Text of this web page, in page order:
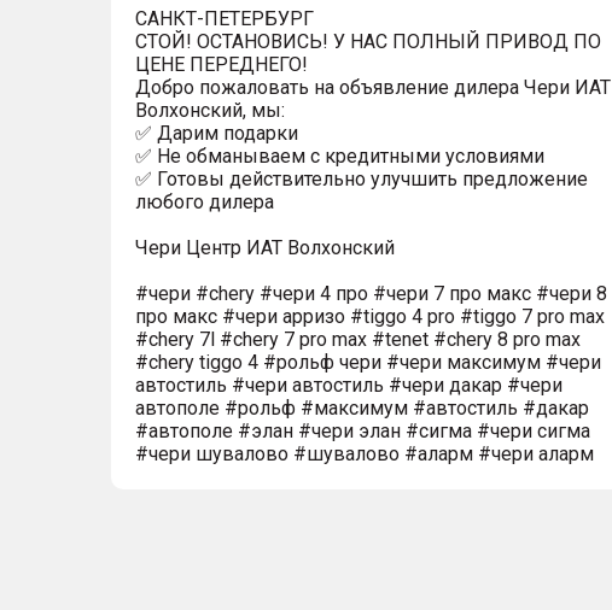
САНКТ-ПЕТЕРБУРГ
СТОЙ! ОСТАНОВИСЬ! У НАС ПОЛНЫЙ ПРИВОД ПО
ЦЕНЕ ПЕРЕДНЕГО!
Добро пожаловать на объявление дилера Чери ИАТ
Волхонский, мы:
✅ Дарим подарки
✅ Не обманываем с кредитными условиями
✅ Готовы действительно улучшить предложение
любого дилера
Чери Центр ИАТ Волхонский
#чери #chery #чери 4 про #чери 7 про макс #чери 8
про макс #чери арризо #tiggo 4 pro #tiggo 7 pro max
#chery 7l #chery 7 pro max #tenet #chery 8 pro max
#chery tiggo 4 #рольф чери #чери максимум #чери
автостиль #чери автостиль #чери дакар #чери
автополе #рольф #максимум #автостиль #дакар
#автополе #элан #чери элан #сигма #чери сигма
#чери шувалово #шувалово #аларм #чери аларм